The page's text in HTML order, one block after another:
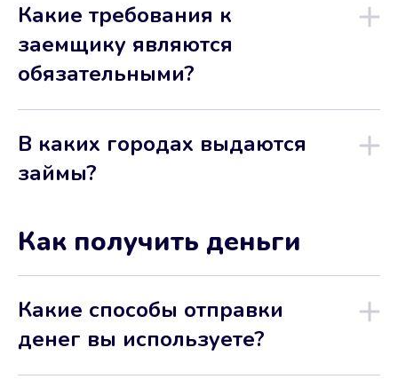
Какие требования к
заемщику являются
обязательными?
В каких городах выдаются
займы?
Как получить деньги
Какие способы отправки
денег вы используете?